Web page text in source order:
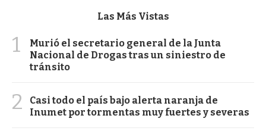
Las Más Vistas
1
Murió el secretario general de la Junta
Nacional de Drogas tras un siniestro de
tránsito
2
Casi todo el país bajo alerta naranja de
Inumet por tormentas muy fuertes y severas